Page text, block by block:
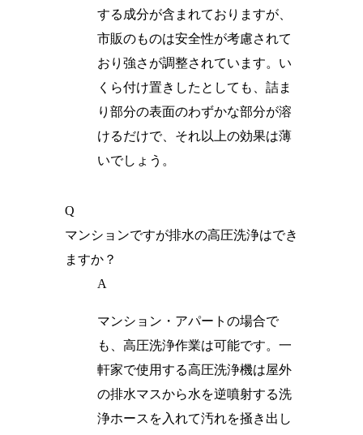
する成分が含まれておりますが、
市販のものは安全性が考慮されて
おり強さが調整されています。い
くら付け置きしたとしても、詰ま
り部分の表面のわずかな部分が溶
けるだけで、それ以上の効果は薄
いでしょう。
Q
マンションですが排水の高圧洗浄はでき
ますか？
A
マンション・アパートの場合で
も、高圧洗浄作業は可能です。一
軒家で使用する高圧洗浄機は屋外
の排水マスから水を逆噴射する洗
浄ホースを入れて汚れを掻き出し